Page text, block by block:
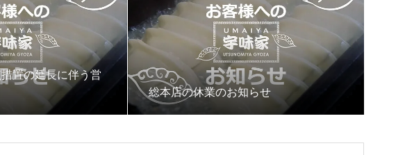
置の延長に伴う営
総本店の休業のお知らせ